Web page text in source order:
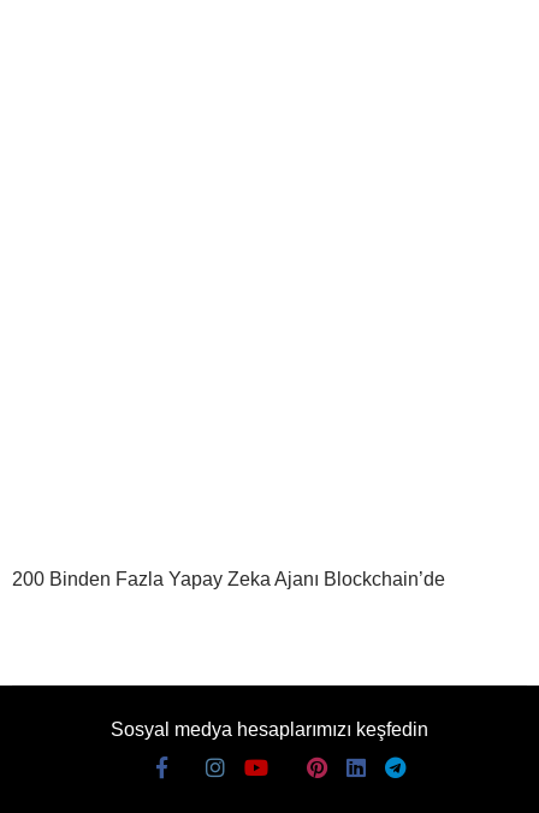
200 Binden Fazla Yapay Zeka Ajanı Blockchain’de
Sosyal medya hesaplarımızı keşfedin